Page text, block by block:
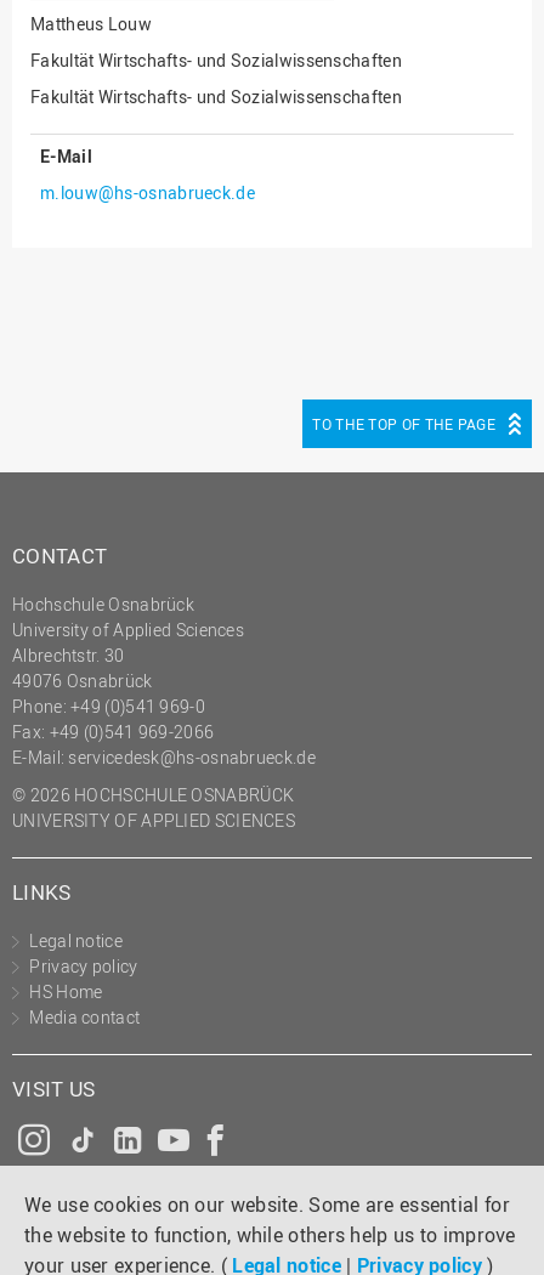
We use cookies on our website. Some are essential for
the website to function, while others help us to improve
your user experience. ( Legal notice | Privacy policy)
Gesellschaftliches
Hochschulplanung/-
strategie
Personalrat
Präsidialbüro
Professional School
Projekte des Präsidiums
Projektmanagement Office
(PMO)
Prozessmanagement
Recht
Studium und Lehre
Transfer- und
Innovationsmanagement
Mattheus Louw
Fakultät Wirtschafts- und Sozialwissenschaften
Fakultät Wirtschafts- und Sozialwissenschaften
E-Mail
m.louw@hs-osnabrueck.de
TO THE TOP OF THE PAGE
CONTACT
Hochschule Osnabrück
University of Applied Sciences
Albrechtstr. 30
49076 Osnabrück
Phone: +49 (0)541 969-0
Fax: +49 (0)541 969-2066
E-Mail: servicedesk@hs-osnabrueck.de
© 2026 HOCHSCHULE OSNABRÜCK
UNIVERSITY OF APPLIED SCIENCES
LINKS
Legal notice
Privacy policy
HS Home
Media contact
VISIT US
Instagram
Tiktok
LinkedInYouTube